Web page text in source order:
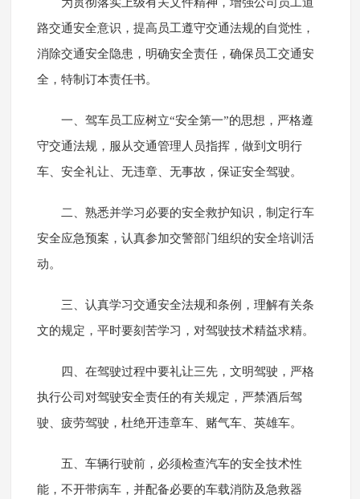
路交通安全意识，提高员工遵守交通法规的自觉性，
消除交通安全隐患，明确安全责任，确保员工交通安
全，特制订本责任书。
一、驾车员工应树立“安全第一”的思想，严格遵
守交通法规，服从交通管理人员指挥，做到文明行
车、安全礼让、无违章、无事故，保证安全驾驶。
二、熟悉并学习必要的安全救护知识，制定行车
安全应急预案，认真参加交警部门组织的安全培训活
动。
三、认真学习交通安全法规和条例，理解有关条
文的规定，平时要刻苦学习，对驾驶技术精益求精。
四、在驾驶过程中要礼让三先，文明驾驶，严格
执行公司对驾驶安全责任的有关规定，严禁酒后驾
驶、疲劳驾驶，杜绝开违章车、赌气车、英雄车。
五、车辆行驶前，必须检查汽车的安全技术性
能，不开带病车，并配备必要的车载消防及急救器